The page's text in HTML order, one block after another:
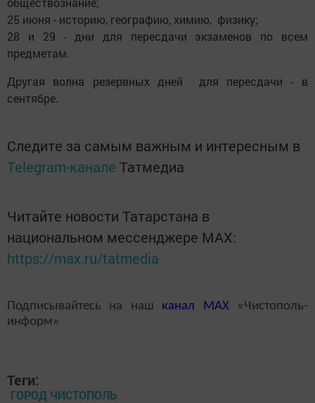
25 июня - историю, географию, химию, физику;
28 и 29 - дни для пересдачи экзаменов по всем
предметам.
Другая волна резервных дней для пересдачи - в
сентябре.
Следите за самым важным и интересным в
Telegram-канале Татмедиа
Читайте новости Татарстана в
национальном мессенджере MАХ:
https://max.ru/tatmedia
Подписывайтесь на наш канал MAX«Чистополь-
информ»
Теги:
ГОРОД ЧИСТОПОЛЬ